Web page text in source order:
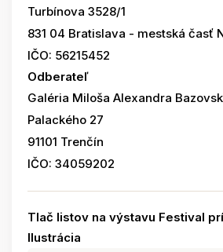
Turbínova 3528/1
831 04 Bratislava - mestská časť
IČO: 56215452
Odberateľ
Galéria Miloša Alexandra
Palackého 27
91101 Trenčín
IČO: 34059202
Tlač listov na výstavu Festival
Ilustrácia